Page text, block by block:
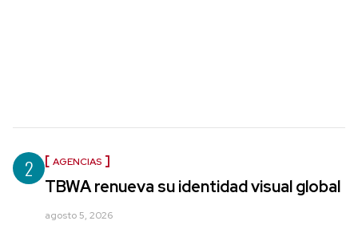
2 AGENCIAS
TBWA renueva su identidad visual global
agosto 5, 2026